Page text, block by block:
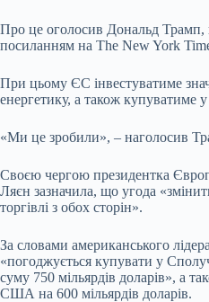
Про це оголосив Дональд Трамп,
посиланням на The New York
При цьому ЄС інвестуватиме
енергетику, а також купуватиме
«Ми це зробили», – наголосив
Своєю чергою президентка
Ляєн зазначила, що угода
торгівлі з обох сторін».
За словами американського
«погоджується купувати у
суму 750 мільярдів доларів», а
США на 600 мільярдів доларів.